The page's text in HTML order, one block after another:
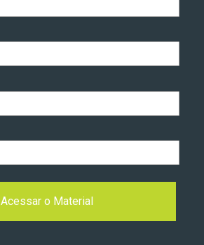
Acessar o Material